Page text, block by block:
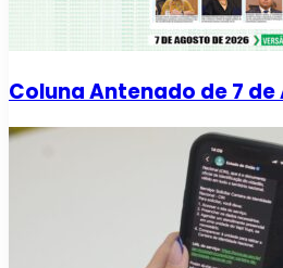
Coluna Antenado de 7